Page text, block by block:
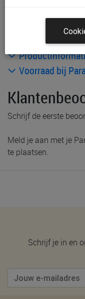
Voorraad bij
Schrijf de eerste
Meld je aan met je
te plaatsen.
Schrijf je in en